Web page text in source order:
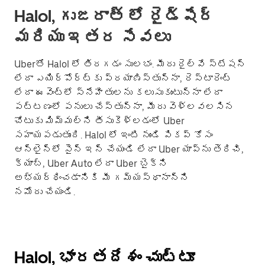
Halol, గుజరాత్ లో రైడ్‌షేర్
మరియు ఇతర సేవలు
Uberతో Halol లో తిరగడం సులభం. మీరు రైల్వే స్టేషన్
లేదా ఎయిర్‌పోర్ట్‌కు ప్రయాణిస్తున్నా, రెస్టారెంట్
లేదా ఈవెంట్లో స్నేహితులను కలుసుకుంటున్నా లేదా
పట్టణంలో పనులు చేస్తున్నా, మీరు వెళ్లవలసిన
చోటుకు మిమ్మల్ని తీసుకెళ్లడంలో Uber
సహాయపడుతుంది. Halol లో ఇంటి నుండి పికప్ కోసం
ఆన్‌లైన్‌లో సైన్ ఇన్ చేయండి లేదా Uber యాప్‌ను తెరిచి,
క్యాబ్, Uber Auto లేదా Uber బైక్‌ని
అభ్యర్థించడానికి మీ గమ్యస్థానాన్ని
నమోదు చేయండి.
Halol, భారతదేశం చుట్టూ